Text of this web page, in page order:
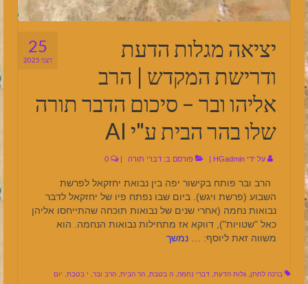
25
דצמ 2025
יציאה מגלות הדעת
ודרישת המקדש | הרב
אליהו ובר – סיכום הדבר תורה
שלו בהר הבית ע"י AI
על ידי HGadmin
| פורסם ב: דברי תורה |
הרב ובר פותח בקישור יפה בין נבואת יחזקאל לפרשת
השבוע (פרשת ויגש). ביום שבו נפתח פיו של יחזקאל לדבר
נבואות נחמה (אחרי שנים של נבואות תוכחה שהתייחסו אליהן
כאל "שטויות"), דווקא אז מתחילות נבואות הנחמה. הוא
משווה זאת ליוסף: … נמשך
ברכה לחתן גלות הדעת דברי נחמה ה בטבת הר הבית הרב ובר י בטבת
יום